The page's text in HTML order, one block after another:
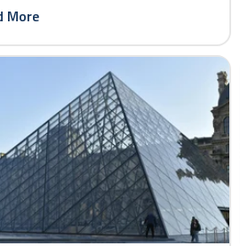
More